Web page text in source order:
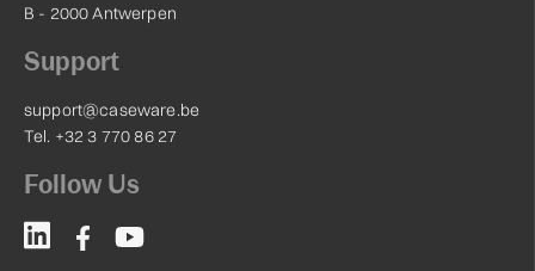
B - 2000 Antwerpen
Support
support@caseware.be
Tel. +32 3 770 86 27
Follow Us